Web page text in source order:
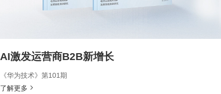
AI激发运营商B2B新增长
《华为技术》第101期
了解更多